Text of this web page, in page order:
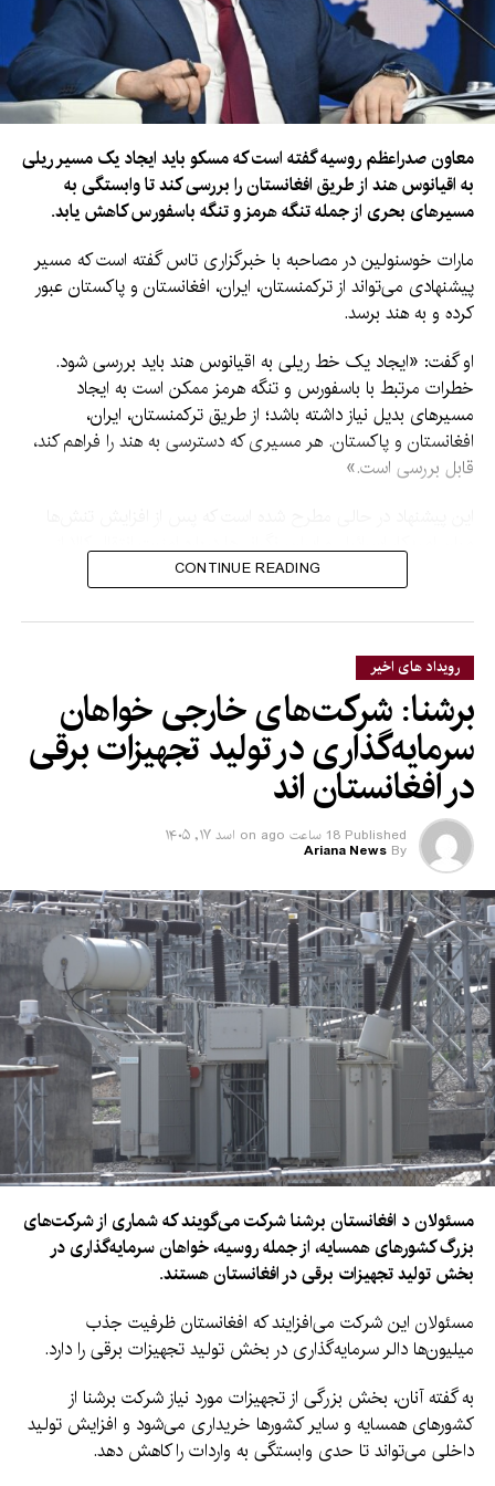
معاون صدراعظم روسیه گفته است که مسکو باید ایجاد یک مسیر ریلی
به اقیانوس هند از طریق افغانستان را بررسی کند تا وابستگی به
مسیرهای بحری از جمله تنگه هرمز و تنگه باسفورس کاهش یابد.
مارات خوسنولین در مصاحبه با خبرگزاری تاس گفته است که مسیر
پیشنهادی می‌تواند از ترکمنستان، ایران، افغانستان و پاکستان عبور
کرده و به هند برسد.
او گفت: «ایجاد یک خط ریلی به اقیانوس هند باید بررسی شود.
خطرات مرتبط با باسفورس و تنگه هرمز ممکن است به ایجاد
مسیرهای بدیل نیاز داشته باشد؛ از طریق ترکمنستان، ایران،
افغانستان و پاکستان. هر مسیری که دسترسی به هند را فراهم کند،
قابل بررسی است.»
میان امریکا، اسرائیل و ایران، نگرانی‌ها درباره امنیت انتقال کالا از
طریق تنگه هرمز افزایش یافته است.
تنگه هرمز یکی از مهم‌ترین مسیرهای انتقال انرژی در جهان است و
مسیر عبور می‌کند.
CONTINUE READING
رویداد های اخیر
برشنا: شرکت‌های خارجی خواهان
سرمایه‌گذاری در تولید تجهیزات برقی
در افغانستان‌ اند
Published 18 ساعت ago on اسد ۱۷, ۱۴۰۵
By
Ariana News
مسئولان د افغانستان برشنا شرکت می‌گویند که شماری از شرکت‌های
بزرگ کشورهای همسایه، از جمله روسیه، خواهان سرمایه‌گذاری در
بخش تولید تجهیزات برقی در افغانستان هستند.
مسئولان این شرکت می‌افزایند که افغانستان ظرفیت جذب
میلیون‌ها دالر سرمایه‌گذاری در بخش تولید تجهیزات برقی را دارد.
به گفته آنان، بخش بزرگی از تجهیزات مورد نیاز شرکت برشنا از
کشورهای همسایه و سایر کشورها خریداری می‌شود و افزایش تولید
داخلی می‌تواند تا حدی وابستگی به واردات را کاهش دهد.